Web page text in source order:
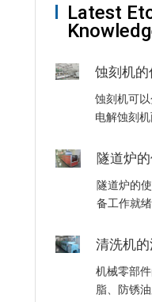
Latest
蚀刻机
蚀刻机可
电解蚀刻
反应以达
物理撞击
电蚀刻是
隧道炉
隧道炉的使用原
备工作就
源，红色
时，红灯
温。为了
清洗机
机械零部
脂、防锈